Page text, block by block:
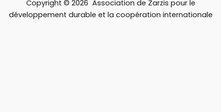
Copyright © 2026 Association de Zarzis pour le
développement durable et la coopération internationale